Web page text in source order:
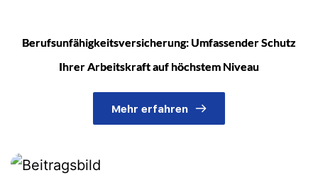
Berufsunfähigkeitsversicherung: Umfassender Schutz
Ihrer Arbeitskraft auf höchstem Niveau
Mehr erfahren